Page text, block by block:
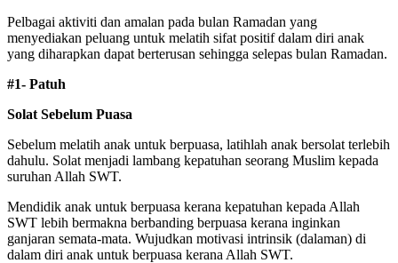
Pelbagai aktiviti dan amalan pada bulan Ramadan yang
menyediakan peluang untuk melatih sifat positif dalam diri anak
yang diharapkan dapat berterusan sehingga selepas bulan Ramadan.
#1- Patuh
Solat Sebelum Puasa
Sebelum melatih anak untuk berpuasa, latihlah anak bersolat terlebih
dahulu. Solat menjadi lambang kepatuhan seorang Muslim kepada
suruhan Allah SWT.
Mendidik anak untuk berpuasa kerana kepatuhan kepada Allah
SWT lebih bermakna berbanding berpuasa kerana inginkan
ganjaran semata-mata. Wujudkan motivasi intrinsik (dalaman) di
dalam diri anak untuk berpuasa kerana Allah SWT.